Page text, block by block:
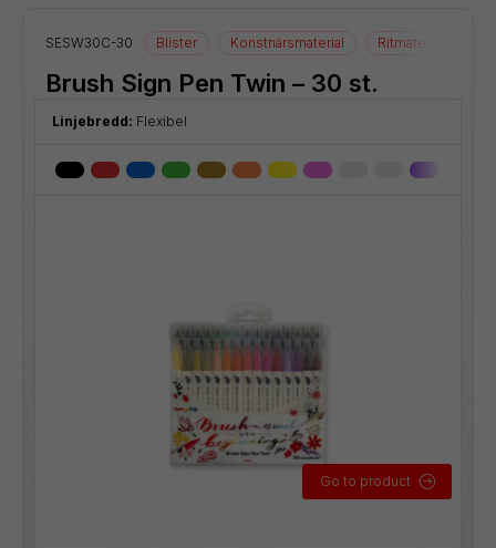
SESW30C-30 Blister Konstnärsmaterial Ritmaterial
Brush Sign Pen Twin – 30 st.
Linjebredd: Flexibel
Go to product